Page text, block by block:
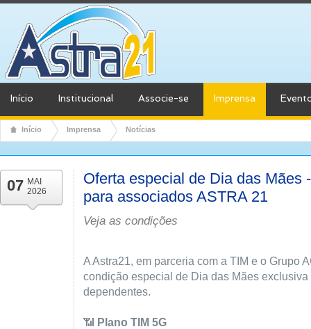
Início Institucional Associe-se Imprensa
Início Imprensa Notícias
07 MAI
2026
Oferta especial de Dia das Mães
para associados ASTRA 21
Veja as condições
A Astra21, em parceria com a TIM e o Grupo
condição especial de Dia das Mães
dependentes.
📶
Plano TIM 5G